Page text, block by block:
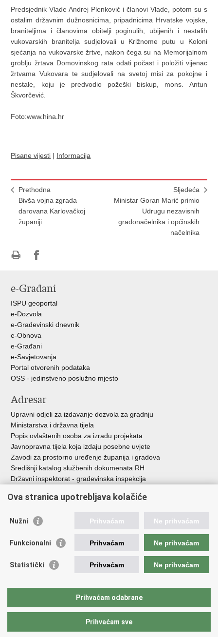
Predsjednik Vlade Andrej Plenković i članovi Vlade, potom su s
ostalim državnim dužnosnicima, pripadnicima Hrvatske vojske,
braniteljima i članovima obitelji poginulih, ubijenih i nestalih
vukovarskih branitelja sudjelovali u Križnome putu u Koloni
sjećanja na vukovarske žrtve, nakon čega su na Memorijalnom
groblju žrtava Domovinskog rata odati počast i položiti vijenac
žrtvama Vukovara te sudjelovali na svetoj misi za pokojne i
nestale, koju je predvodio požeški biskup, mons. Antun
Škvorčević.
Foto:www.hina.hr
Pisane vijesti | Informacija
Prethodna
Bivša vojna zgrada
darovana Karlovačkoj
županiji
Sljedeća
Ministar Goran Marić primio
Udrugu nezavisnih
gradonačelnika i općinskih
načelnika
FacebookuTwitteru
e-Građani
ISPU geoportal
e-Dozvola
e-Građevinski dnevnik
e-Obnova
e-Građani
e-Savjetovanja
Portal otvorenih podataka
OSS - jedinstveno poslužno mjesto
Adresar
Upravni odjeli za izdavanje dozvola za gradnju
Ministarstva i državna tijela
Popis ovlaštenih osoba za izradu projekata
Javnopravna tijela koja izdaju posebne uvjete
Zavodi za prostorno uređenje županija i gradova
Središnji katalog službenih dokumenata RH
Državni inspektorat - građevinska inspekcija
Vlada Republike Hrvatske
Zavod za prostorni razvoj
Agencija za pravni promet i posredovanje nekretninama
Fond za zaštitu okoliša i energetsku učinkovitost
Državne nekretnine d.o.o.
Ova stranica upotrebljava kolačiće
Nužni Prihvaćam Ne prihvaćam
Funkcionalni Prihvaćam Ne prihvaćam
Statistički Prihvaćam Ne prihvaćam
Prihvaćam odabrane
Prihvaćam sve